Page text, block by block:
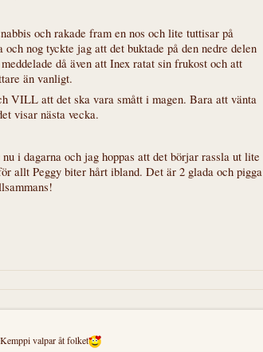
och rakade fram en nos och lite tuttisar på
nog tyckte jag att det buktade på den nedre delen
då även att Inex ratat sin frukost och att
än vanligt.
VILL att det ska vara smått i magen. Bara att vänta
visar nästa vecka.
i dagarna och jag hoppas att det börjar rassla ut lite
allt Peggy biter hårt ibland. Det är 2 glada och pigga
valpar åt folket